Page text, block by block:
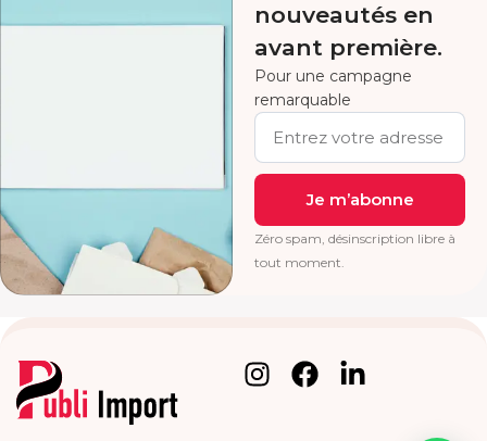
nouveautés en
avant première.
Pour une campagne
remarquable
Je m’abonne
Zéro spam, désinscription libre à
tout moment.